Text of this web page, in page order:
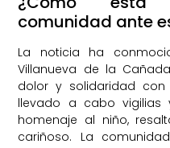
comunidad ante
La noticia ha
Villanueva de la
dolor y solidaridad
llevado a cabo vigilias
homenaje al niño,
cariñoso. La